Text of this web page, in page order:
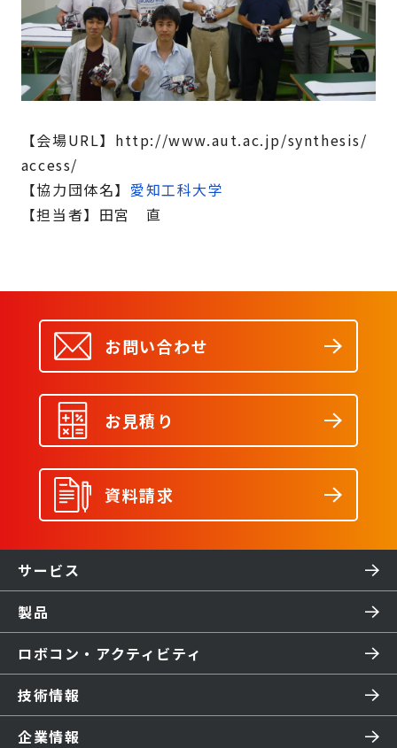
【会場URL】http://www.aut.ac.jp/synthesis/
access/
【協力団体名】 愛知工科大学
【担当者】田宮 直
お問い合わせ
お見積り
資料請求
サービス
製品
ロボコン・アクティビティ
技術情報
企業情報